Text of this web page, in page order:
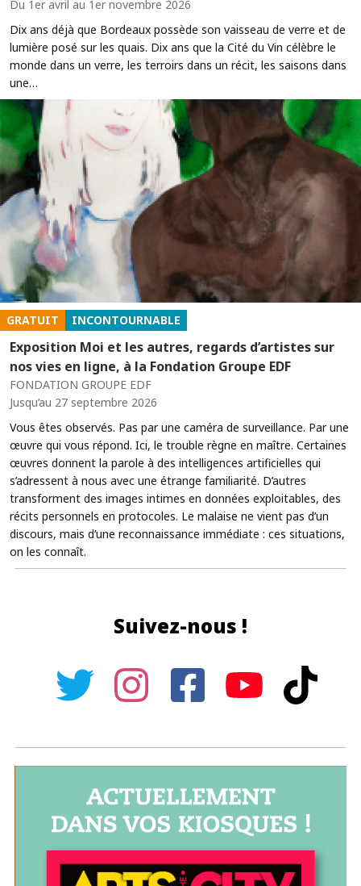
Du 1er avril au 1er novembre 2026
Dix ans déjà que Bordeaux possède son vaisseau de verre et de
lumière posé sur les quais. Dix ans que la Cité du Vin célèbre le
monde dans un verre, les terroirs dans un récit, les saisons dans
une…
GRATUIT INCONTOURNABLE
Exposition Moi et les autres, regards d’artistes sur
nos vies en ligne, à la Fondation Groupe EDF
FONDATION GROUPE EDF
Jusqu’au 27 septembre 2026
Vous êtes observés. Pas par une caméra de surveillance. Par une
œuvre qui vous répond. Ici, le trouble règne en maître. Certaines
œuvres donnent la parole à des intelligences artificielles qui
s’adressent à nous avec une étrange familiarité. D’autres
transforment des images intimes en données exploitables, des
récits personnels en protocoles. Le malaise ne vient pas d’un
discours, mais d’une reconnaissance immédiate : ces situations,
on les connaît.
Suivez-nous !